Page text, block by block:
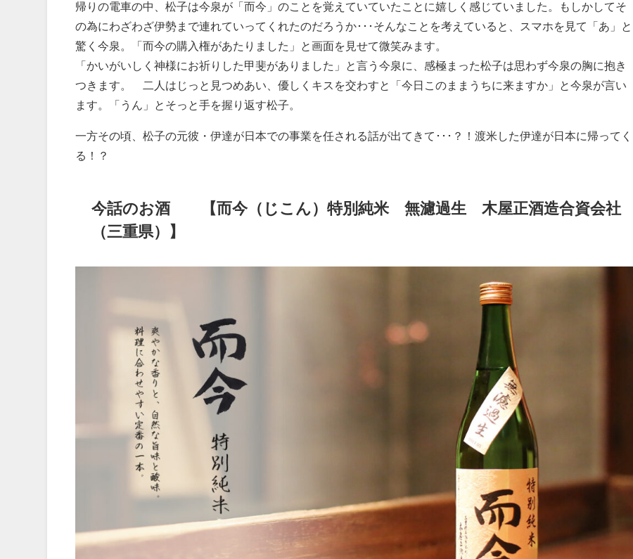
帰りの電車の中、松子は今泉が「而今」のことを覚えていていたことに嬉しく感じていました。もしかしてそ
の為にわざわざ伊勢まで連れていってくれたのだろうか･･･そんなことを考えていると、スマホを見て「あ」と
驚く今泉。「而今の購入権があたりました」と画面を見せて微笑みます。
「かいがいしく神様にお祈りした甲斐がありました」と言う今泉に、感極まった松子は思わず今泉の胸に抱き
つきます。 二人はじっと見つめあい、優しくキスを交わすと「今日このままうちに来ますか」と今泉が言い
ます。「うん」とそっと手を握り返す松子。
一方その頃、松子の元彼・伊達が日本での事業を任される話が出てきて･･･？！渡米した伊達が日本に帰ってく
る！？
今話のお酒 【而今（じこん）特別純米 無濾過生 木屋正酒造合資会社
（三重県）】